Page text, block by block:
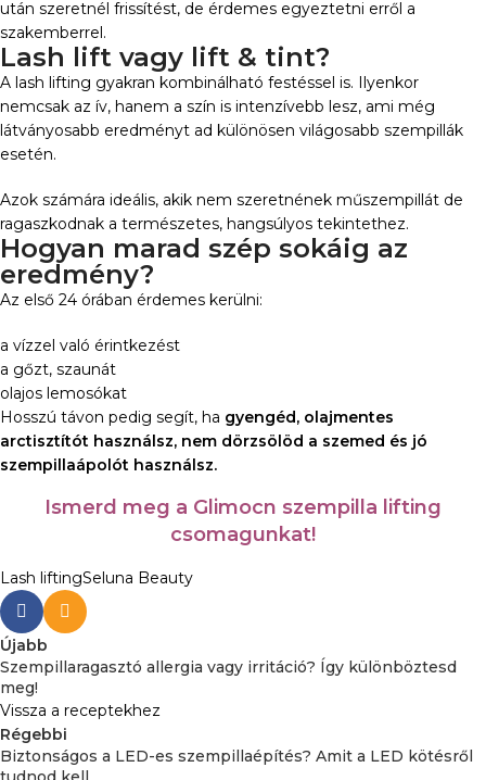
után szeretnél frissítést, de érdemes egyeztetni erről a
szakemberrel.
Lash lift vagy lift & tint?
A lash lifting gyakran kombinálható festéssel is. Ilyenkor
nemcsak az ív, hanem a szín is intenzívebb lesz, ami még
látványosabb eredményt ad különösen világosabb szempillák
esetén.
Azok számára ideális, akik nem szeretnének műszempillát de
ragaszkodnak a természetes, hangsúlyos tekintethez.
Hogyan marad szép sokáig az
eredmény?
Az első 24 órában érdemes kerülni:
a vízzel való érintkezést
a gőzt, szaunát
olajos lemosókat
Hosszú távon pedig segít, ha gyengéd, olajmentes
arctisztítót használsz, nem dörzsölöd a szemed és jó
szempillaápolót használsz.
Ismerd meg a Glimocn szempilla lifting
csomagunkat!
Lash liftingSeluna Beauty
Újabb
Szempillaragasztó allergia vagy irritáció? Így különböztesd
meg!
Vissza a receptekhez
Régebbi
Biztonságos a LED-es szempillaépítés? Amit a LED kötésről